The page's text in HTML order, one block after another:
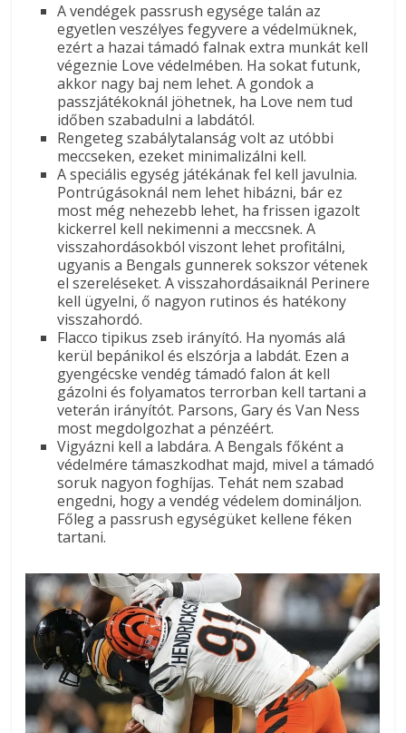
A vendégek passrush egysége talán az
egyetlen veszélyes fegyvere a védelmüknek,
ezért a hazai támadó falnak extra munkát kell
végeznie Love védelmében. Ha sokat futunk,
akkor nagy baj nem lehet. A gondok a
passzjátékoknál jöhetnek, ha Love nem tud
időben szabadulni a labdától.
Rengeteg szabálytalanság volt az utóbbi
meccseken, ezeket minimalizálni kell.
A speciális egység játékának fel kell javulnia.
Pontrúgásoknál nem lehet hibázni, bár ez
most még nehezebb lehet, ha frissen igazolt
kickerrel kell nekimenni a meccsnek. A
visszahordásokból viszont lehet profitálni,
ugyanis a Bengals gunnerek sokszor vétenek
el szereléseket. A visszahordásaiknál Perinere
kell ügyelni, ő nagyon rutinos és hatékony
visszahordó.
Flacco tipikus zseb irányító. Ha nyomás alá
kerül bepánikol és elszórja a labdát. Ezen a
gyengécske vendég támadó falon át kell
gázolni és folyamatos terrorban kell tartani a
veterán irányítót. Parsons, Gary és Van Ness
most megdolgozhat a pénzéért.
Vigyázni kell a labdára. A Bengals főként a
védelmére támaszkodhat majd, mivel a támadó
soruk nagyon foghíjas. Tehát nem szabad
engedni, hogy a vendég védelem domináljon.
Főleg a passrush egységüket kellene féken
tartani.